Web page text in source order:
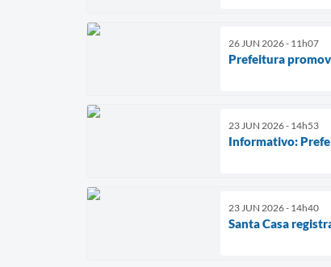
26 JUN 2026 - 11h07
Prefeitura
23 JUN 2026 - 14h53
Informativo:
23 JUN 2026 - 14h40
Santa Casa